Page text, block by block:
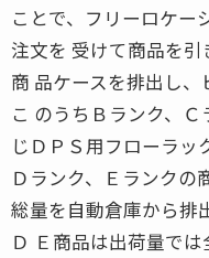
ことで、フリーロケー
注文を 受けて商品を
商 品ケースを排出し、
こ のうちＢランク、
じＤＰＳ用フローラッ
Ｄランク、Ｅランクの
総量を自動倉庫から排
Ｄ Ｅ商品は出荷量で